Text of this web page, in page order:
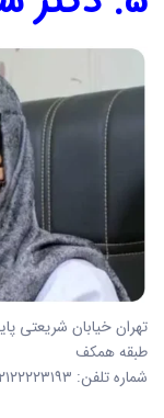
تهران خیابان شریعتی
طبقه همکف
شماره تلفن: ۰۲۱۲۲۲۲۳۱۹۳